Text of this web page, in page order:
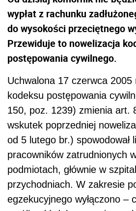
wypłat z rachunku
do wysokości przeciętnego
Przewiduje to nowelizacja
postępowania cywilnego.
Uchwalona 17 czerwca 2005
kodeksu postępowania
150, poz. 1239) zmienia art.
wskutek poprzedniej
od 5 lutego br.) spowodował
pracowników zatrudnionych
podmiotach, głównie w
przychodniach. W zakresie
egzekucyjnego wyłączono –